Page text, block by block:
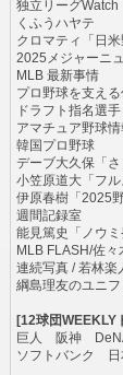
独立リーグWatch
くふうハヤテ
クロマティ「日米
2025メジャーニ
MLB 最新事情
プロ野球を支える
ドラフト指名選
アマチュア野球情
韓国プロ野球
デーブ大久保「さ
小笠原道大「フル
伊原春樹「2025
週間記録室
能見篤史「ノウミ
MLB FLASH/佐
連続写真 / 若林楽
綱島理友のユニ
[12球団WEEKLY
巨人 阪神
ソフトバンク